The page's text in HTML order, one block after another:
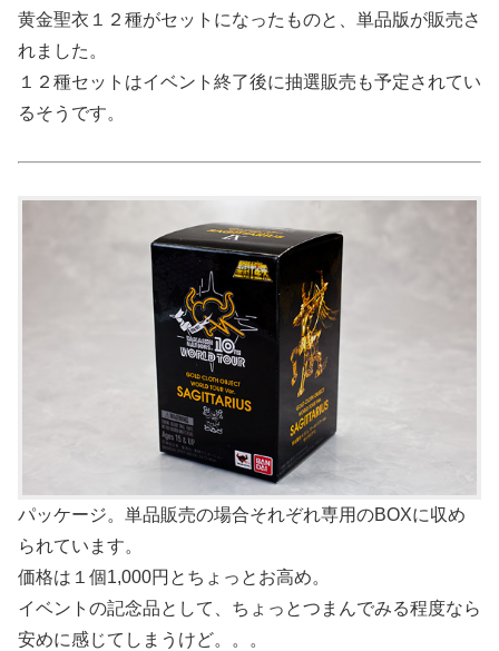
黄金聖衣１２種がセットになったものと、単品版が販売さ
れました。
１２種セットはイベント終了後に抽選販売も予定されてい
るそうです。
パッケージ。単品販売の場合それぞれ専用のBOXに収め
られています。
価格は１個1,000円とちょっとお高め。
イベントの記念品として、ちょっとつまんでみる程度なら
安めに感じてしまうけど。。。